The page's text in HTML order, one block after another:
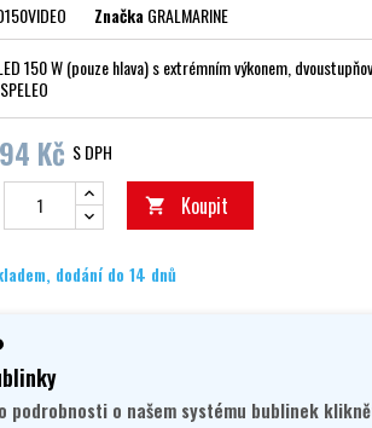
ZnačkaGRALMARINE
150 W (pouze hlava) s extrémním výkonem,
Kč S DPH
 Koupit
dodání do 14 dnů
podrobnosti o našem systému bublinek